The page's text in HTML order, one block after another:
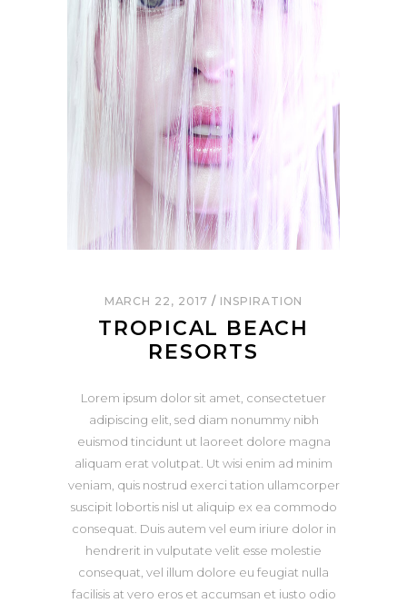
MARCH 22, 2017 INSPIRATION
TROPICAL BEACH
RESORTS
Lorem ipsum dolor sit amet, consectetuer
adipiscing elit, sed diam nonummy nibh
euismod tincidunt ut laoreet dolore magna
aliquam erat volutpat. Ut wisi enim ad minim
veniam, quis nostrud exerci tation ullamcorper
suscipit lobortis nisl ut aliquip ex ea commodo
consequat. Duis autem vel eum iriure dolor in
hendrerit in vulputate velit esse molestie
consequat, vel illum dolore eu feugiat nulla
facilisis at vero eros et accumsan et iusto odio